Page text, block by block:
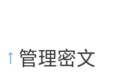
管理密文